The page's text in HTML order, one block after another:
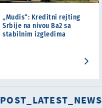
„Mudis“: Kreditni rejting
Srbije na nivou Ba2 sa
stabilnim izgledima
POST_LATEST_NEWS